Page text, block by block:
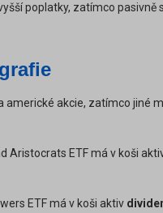
poplatky, zatímco pasivně
americké akcie, zatímco jiné
Aristocrats ETF má v koši
ETF má v koši aktiv